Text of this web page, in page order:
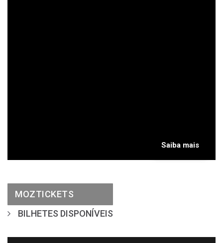
Saiba mais
MOZTICKETS
BILHETES DISPONÍVEIS